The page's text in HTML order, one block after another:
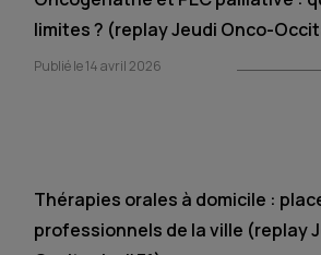
limites ? (replay Jeudi Onco-
Publié le 14 avril 2026
Thérapies orales à domicile :
professionnels de la ville (replay